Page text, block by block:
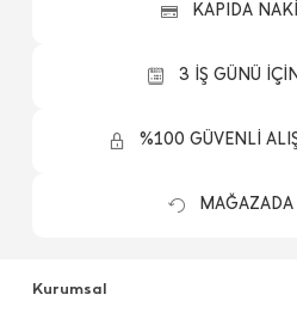
KAPIDA
3 İŞ GÜNÜ
%100 GÜVENLİ
Kurumsal